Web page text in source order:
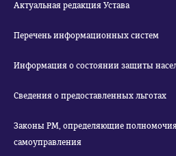
Актуальная редакция Устава
Перечень информационных систем
Информация о состоянии защиты
Сведения о предоставленных льготах
Законы РМ, определяющие полномочия
самоуправления